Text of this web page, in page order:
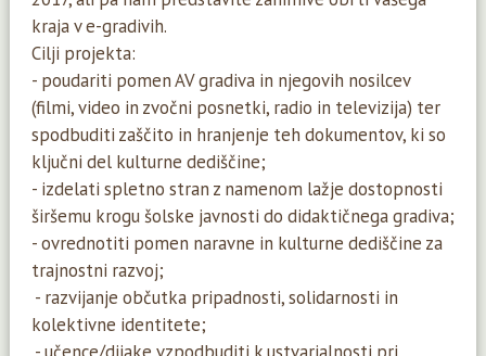
kraja v e-gradivih.
Cilji projekta:
- poudariti pomen AV gradiva in njegovih nosilcev
(filmi, video in zvočni posnetki, radio in televizija) ter
spodbuditi zaščito in hranjenje teh dokumentov, ki so
ključni del kulturne dediščine;
- izdelati spletno stran z namenom lažje dostopnosti
širšemu krogu šolske javnosti do didaktičnega gradiva;
- ovrednotiti pomen naravne in kulturne dediščine za
trajnostni razvoj;
- razvijanje občutka pripadnosti, solidarnosti in
kolektivne identitete;